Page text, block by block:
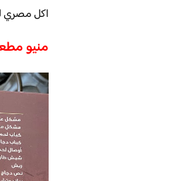
اكل مصري
منيو